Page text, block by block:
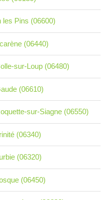
les Pins (06600)
(06440)
sur-Loup (06480)
(06610)
sur-Siagne (06550)
(06340)
(06320)
(06450)